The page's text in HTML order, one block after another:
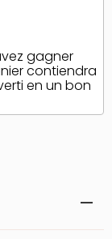
gagner
contiendra
en un bon